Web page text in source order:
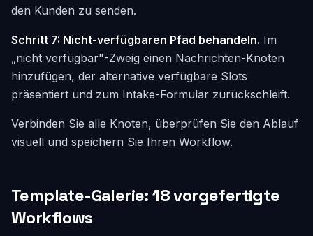
den Kunden zu senden.
Schritt 7: Nicht-verfügbaren Pfad behandeln. Im
„nicht verfügbar"-Zweig einen Nachrichten-Knoten
hinzufügen, der alternative verfügbare Slots
präsentiert und zum Intake-Formular zurückschleift.
Verbinden Sie alle Knoten, überprüfen Sie den Ablauf
visuell und speichern Sie Ihren Workflow.
Template-Galerie: 18 vorgefertigte
Workflows